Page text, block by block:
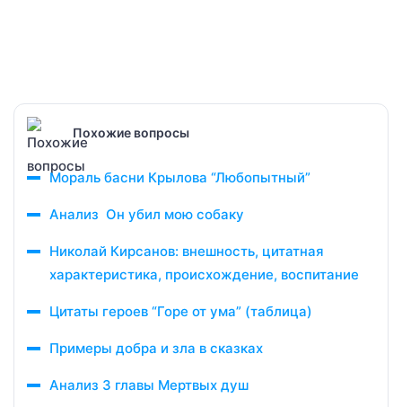
Похожие вопросы
Мораль басни Крылова “Любопытный”
Анализ Он убил мою собаку
Николай Кирсанов: внешность, цитатная
характеристика, происхождение, воспитание
Цитаты героев “Горе от ума” (таблица)
Примеры добра и зла в сказках
Анализ 3 главы Мертвых душ